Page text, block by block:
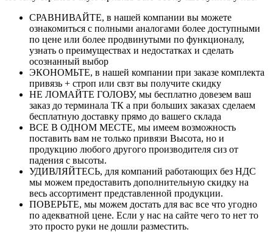
СРАВНИВАЙТЕ, в нашей компании вы можете
ознакомиться с полными аналогами более доступными
по цене или более продвинутыми по функционалу,
узнать о преимуществах и недостатках и сделать
осознанный выбор
ЭКОНОМЬТЕ, в нашей компании при заказе комплекта
привязь + строп или свзт вы получите скидку
НЕ ЛОМАЙТЕ ГОЛОВУ, мы бесплатно довезем ваш
заказ до терминала ТК а при больших заказах сделаем
бесплатную доставку прямо до вашего склада
ВСЕ В ОДНОМ МЕСТЕ, мы имеем возможность
поставить вам не только привязи Высота, но и
продукцию любого другого производителя сиз от
падения с высоты.
УДИВЛЯЙТЕСЬ, для компаний работающих без НДС
мы можем предоставить дополнительную скидку на
весь ассортимент представленной продукции.
ПОВЕРЬТЕ, мы можем достать для вас все что угодно
по адекватной цене. Если у нас на сайте чего то нет то
это просто руки не дошли разместить.